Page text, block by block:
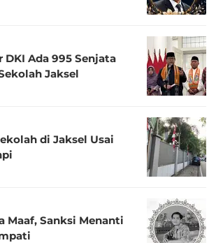
Senjata
Jaksel
di Jaksel Usai
Maaf, Sanksi Menanti